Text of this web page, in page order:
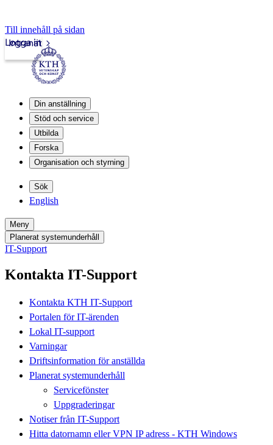
Till innehåll på sidan
Intranät
Logga in
Din anställning
Stöd och service
Utbilda
Forska
Organisation och styrning
Sök
English
Meny
Planerat systemunderhåll
IT-Support
Kontakta IT-Support
Kontakta KTH IT-Support
Portalen för IT-ärenden
Lokal IT-support
Varningar
Driftsinformation för anställda
Planerat systemunderhåll
Servicefönster
Uppgraderingar
Notiser från IT-Support
Hitta datornamn eller VPN IP adress - KTH Windows